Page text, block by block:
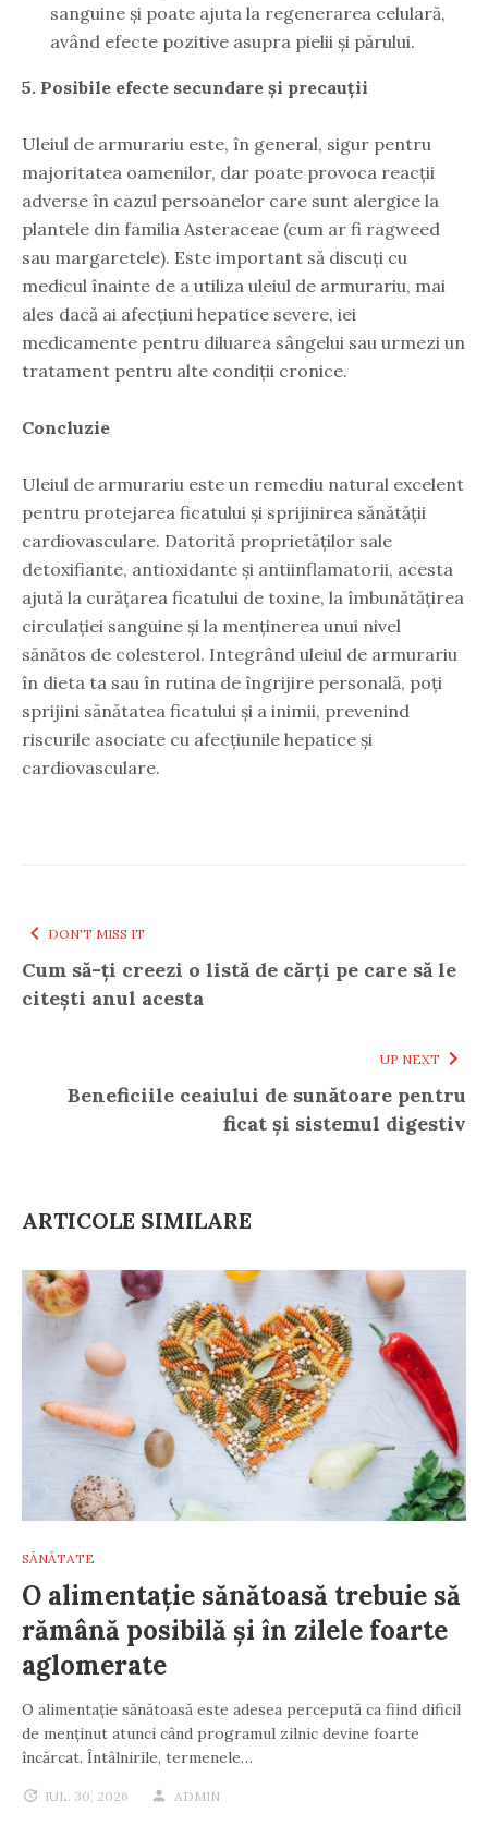
sanguine și poate ajuta la regenerarea celulară,
având efecte pozitive asupra pielii și părului.
5. Posibile efecte secundare și precauții
Uleiul de armurariu este, în general, sigur pentru
majoritatea oamenilor, dar poate provoca reacții
adverse în cazul persoanelor care sunt alergice la
plantele din familia Asteraceae (cum ar fi ragweed
sau margaretele). Este important să discuți cu
medicul înainte de a utiliza uleiul de armurariu, mai
ales dacă ai afecțiuni hepatice severe, iei
medicamente pentru diluarea sângelui sau urmezi un
tratament pentru alte condiții cronice.
Concluzie
Uleiul de armurariu este un remediu natural excelent
pentru protejarea ficatului și sprijinirea sănătății
cardiovasculare. Datorită proprietăților sale
detoxifiante, antioxidante și antiinflamatorii, acesta
ajută la curățarea ficatului de toxine, la îmbunătățirea
circulației sanguine și la menținerea unui nivel
sănătos de colesterol. Integrând uleiul de armurariu
în dieta ta sau în rutina de îngrijire personală, poți
sprijini sănătatea ficatului și a inimii, prevenind
riscurile asociate cu afecțiunile hepatice și
cardiovasculare.
DON'T MISS IT
Cum să-ți creezi o listă de cărți pe care să le
citești anul acesta
UP NEXT
Beneficiile ceaiului de sunătoare pentru
ficat și sistemul digestiv
ARTICOLE SIMILARE
SĂNĂTATE
O alimentație sănătoasă trebuie să
rămână posibilă și în zilele foarte
aglomerate
O alimentație sănătoasă este adesea percepută ca fiind dificil
de menținut atunci când programul zilnic devine foarte
încărcat. Întâlnirile, termenele…
IUL. 30, 2026 ADMIN